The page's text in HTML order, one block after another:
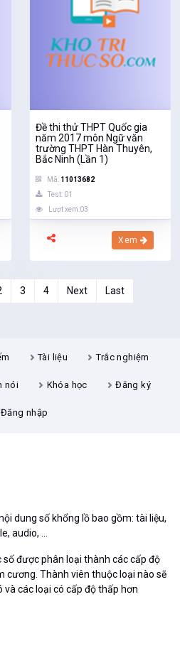
Đề thi thử THPT Quốc gia
năm 2017 môn Ngữ văn
trường THPT Hàn Thuyên,
Bắc Ninh (Lần 1)
Mã: 11013682
Test: 01
Lượt xem:03
Xem
3 4 Next Last
Tài liệu Trắc nghiệm
nói Khóa học Đăng ký
Đăng nhập
dung số khổng lồ bao gồm: tài liệu,
audio, ...
được phân loại thành các cấp độ
cương. Thành viên thuộc loại nào sẽ
các loại có cấp độ thấp hơn